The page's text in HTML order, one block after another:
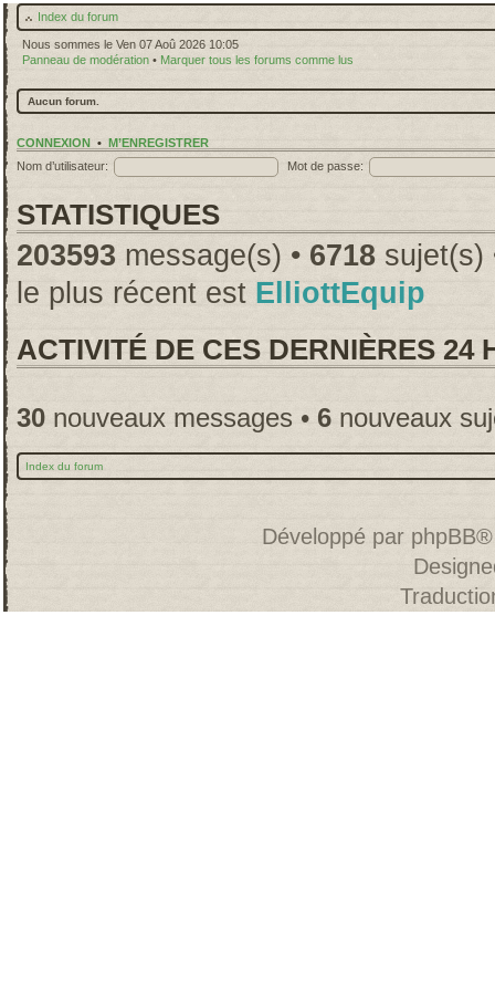
Index du forum
Nous sommes le Ven 07 Aoû 2026 10:05
Panneau de modération • Marquer tous les forums comme lus
Aucun forum.
CONNEXION • M’ENREGISTRER
Nom d’utilisateur:
Mot de passe:
STATISTIQUES
203593 message(s) • 6718 sujet(s)
le plus récent est ElliottEquip
ACTIVITÉ DE CES DERNIÈRES 24
30 nouveaux messages • 6 nouveaux
Index du forum
Développé par phpBB®